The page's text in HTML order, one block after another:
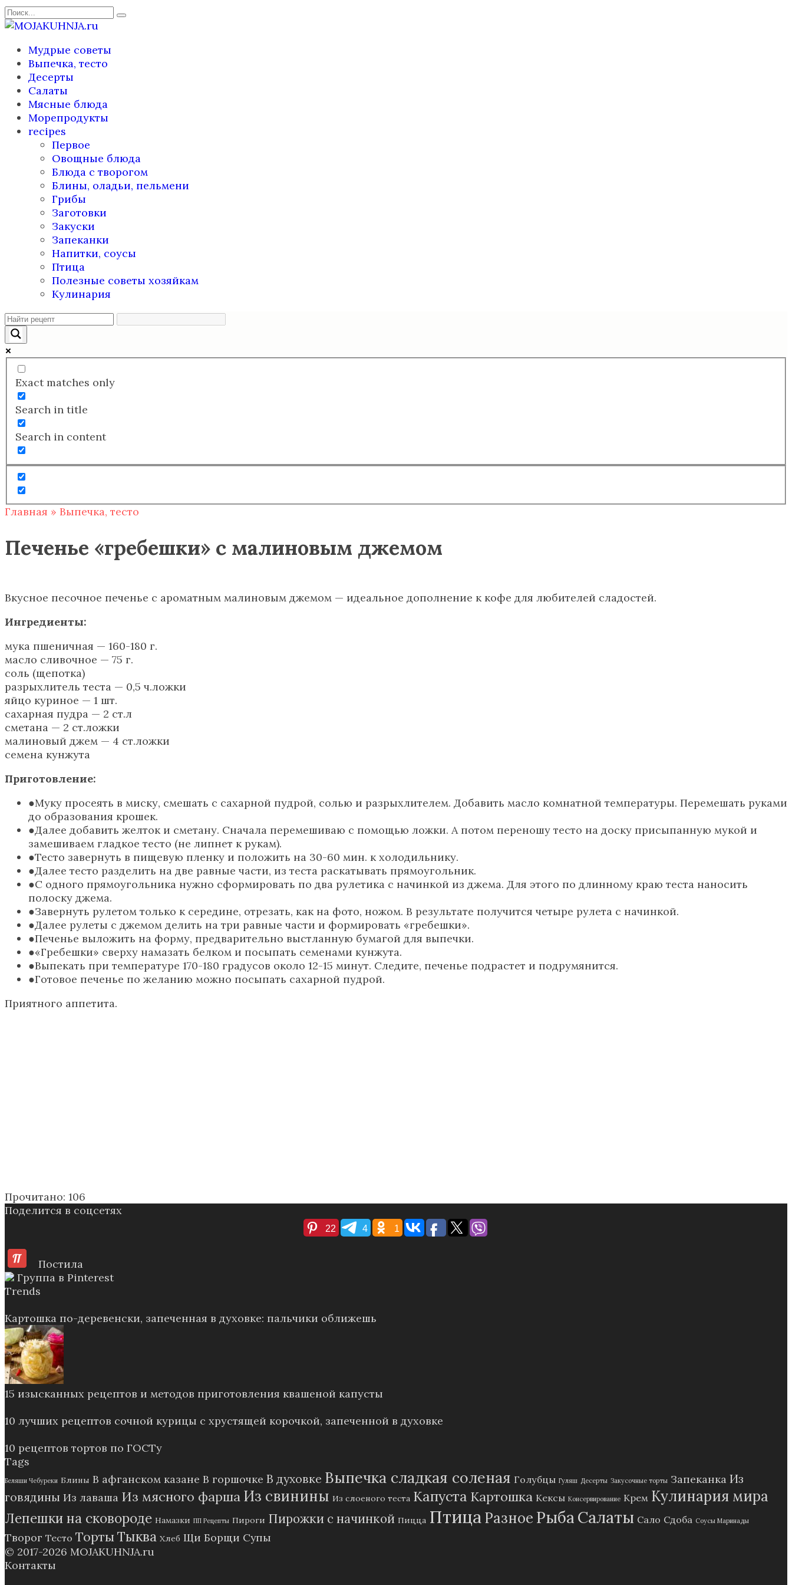
Перейти
к
Search
for:
Мудрые советы
Выпечка, тесто
Десерты
Салаты
Мясные блюда
Морепродукты
recipes
Первое
Овощные блюда
Блюда с творогом
Блины, оладьи, пельмени
Грибы
Заготовки
Закуски
Запеканки
Напитки, соусы
Птица
Полезные советы хозяйкам
Кулинария
Exact matches only
Search in title
Search in content
Главная » Выпечка, тесто
Печенье «гребешки» с малиновым джемом
Вкусное песочное печенье с ароматным малиновым джемом — идеальное дополнение к кофе для любителей сладостей.
Ингредиенты:
мука пшеничная — 160-180 г.
масло сливочное — 75 г.
соль (щепотка)
разрыхлитель теста — 0,5 ч.ложки
яйцо куриное — 1 шт.
сахарная пудра — 2 ст.л
сметана — 2 ст.ложки
малиновый джем — 4 ст.ложки
семена кунжута
Приготовление:
Муку просеять в миску, смешать с сахарной пудрой, солью и разрыхлителем. Добавить масло комнатной температуры. Перемешать руками
до образования крошек.
Далее добавить желток и сметану. Сначала перемешиваю с помощью ложки. А потом переношу тесто на доску присыпанную мукой и
замешиваем гладкое тесто (не липнет к рукам).
Тесто завернуть в пищевую пленку и положить на 30-60 мин. к холодильнику.
Далее тесто разделить на две равные части, из теста раскатывать прямоугольник.
С одного прямоугольника нужно сформировать по два рулетика с начинкой из джема. Для этого по длинному краю теста наносить
полоску джема.
Завернуть рулетом только к середине, отрезать, как на фото, ножом. В результате получится четыре рулета с начинкой.
Далее рулеты с джемом делить на три равные части и формировать «гребешки».
Печенье выложить на форму, предварительно выстланную бумагой для выпечки.
«Гребешки» сверху намазать белком и посыпать семенами кунжута.
Выпекать при температуре 170-180 градусов около 12-15 минут. Следите, печенье подрастет и подрумянится.
Готовое печенье по желанию можно посыпать сахарной пудрой.
Приятного аппетита.
Прочитано: 106
Поделится в соцсетях
22 4 1
Постила
Группа в Pinterest
Trends
Картошка по-деревенски, запеченная в духовке: пальчики оближешь
15 изысканных рецептов и методов приготовления квашеной капусты
10 лучших рецептов сочной курицы с хрустящей корочкой, запеченной в духовке
10 рецептов тортов по ГОСТу
Tags
Беляши Чебуреки Блины В афганском казане В горшочке В духовке Выпечка сладкая соленая Голубцы Гуляш Десерты Закусочные торты Запеканка Из
говядины Из лаваша Из мясного фарша Из свинины Из слоеного теста Капуста Картошка Кексы Консервирование Крем Кулинария мира
Лепешки на сковороде Намазки ПП Рецепты Пироги Пирожки с начинкой Пицца Птица Разное Рыба Салаты Сало Сдоба Соусы Маринады
Творог Тесто ТортыТыква Хлеб Щи Борщи Супы
© 2017-2026 MOJAKUHNJA.ru
Контакты